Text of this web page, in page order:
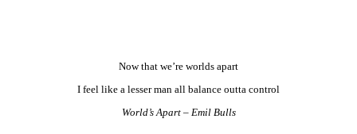
Now that we’re worlds apart
I feel like a lesser man all balance outta control
World’s Apart – Emil Bulls